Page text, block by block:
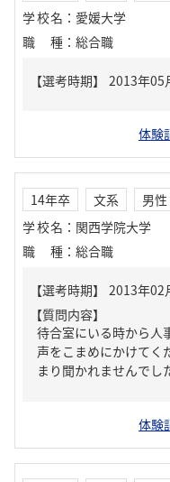
学校名 ： 愛媛大学
職種 ： 総合職
体験
14年卒 文系
男性
学校名 ： 関西学院大学
職種 ： 総合職
【質問内容】
待合室にいる時から人
声をこまめにかけてく
まり聞かれませんでし
体験